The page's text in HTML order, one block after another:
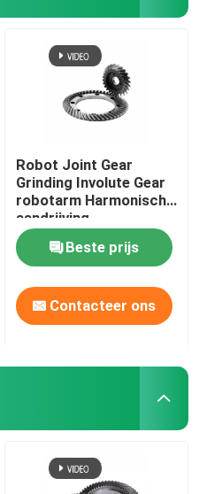
Robot Joint Gear
Grinding Involute Gear
robotarm Harmonische
aandrijving
Beste prijs
Contacteer ons